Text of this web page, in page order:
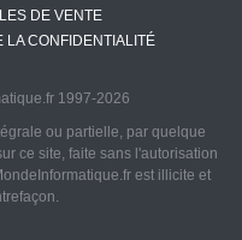
DE VENTE
LA CONFIDENTIALITÉ
1997-2026
ou partielle, par quelque
ce site, faite sans l'autorisation
est illicite et